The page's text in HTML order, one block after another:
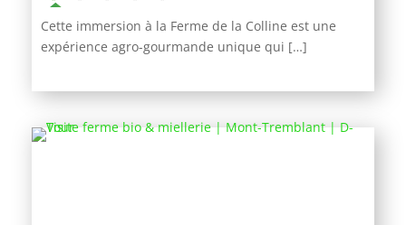
Cette immersion à la Ferme de la Colline est une
expérience agro-gourmande unique qui […]